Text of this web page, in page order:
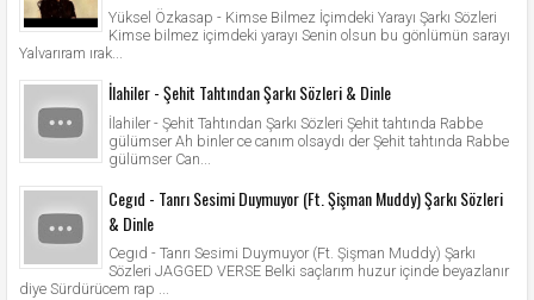
Yüksel Özkasap - Kimse Bilmez İçimdeki Yarayı Şarkı Sözleri
Kimse bilmez içimdeki yarayı Senin olsun bu gönlümün sarayı
Yalvarıram ırak...
İlahiler - Şehit Tahtından Şarkı Sözleri & Dinle
İlahiler - Şehit Tahtından Şarkı Sözleri Şehit tahtında Rabbe
gülümser Ah binler ce canım olsaydı der Şehit tahtında Rabbe
gülümser Can...
Cegıd - Tanrı Sesimi Duymuyor (Ft. Şişman Muddy) Şarkı Sözleri
& Dinle
Cegıd - Tanrı Sesimi Duymuyor (Ft. Şişman Muddy) Şarkı
Sözleri JAGGED VERSE Belki saçlarım huzur içinde beyazlanır
diye Sürdürücem rap ...